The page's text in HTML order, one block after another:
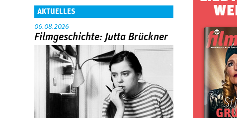
AKTUELLES
06.08.2026
Filmgeschichte: Jutta Brückner